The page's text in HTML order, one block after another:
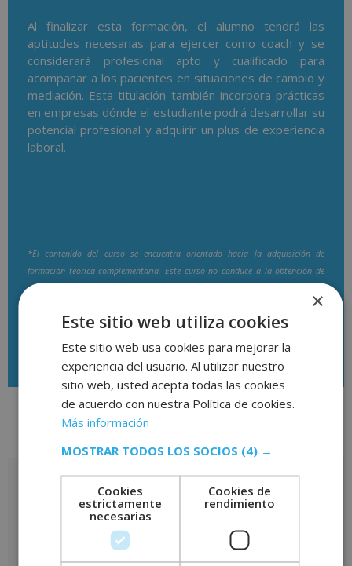
Al finalizar esta formación, el alumno tendrá las
aptitudes necesarias para ejercer como coach y se
considerará profesional apto y cualificado para
acompañar a los pacientes en situaciones de cambio y
mediación. Esta titulación también incorpora prácticas
en empresas dónde el estudiante podrá desarrollar su
potencial profesional y adquirir un plus de experiencia
laboral.
*El contenido del curso se encuentra orientado hacia la adquisición de
formación teórica complementaria. Este curso no conduce a la obtención de
una titulación oficial.
Descargar temario
Valoraciones
No hay valoraciones aún.
Sé el primero en valorar “Máster en Coaching Sanitario – CON
×
Este sitio web utiliza cookies
Este sitio web usa cookies para mejorar la
experiencia del usuario. Al utilizar nuestro
sitio web, usted acepta todas las cookies
de acuerdo con nuestra Política de cookies.
Más información
MOSTRAR TODOS LOS SOCIOS (4) →
Cookies
estrictamente
necesarias
Cookies de
rendimiento